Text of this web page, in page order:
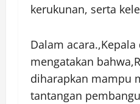
kerukunan, serta
Dalam
mengatakan
diharapkan mampu
tantangan